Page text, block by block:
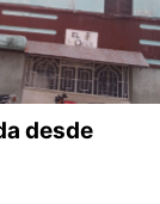
desde